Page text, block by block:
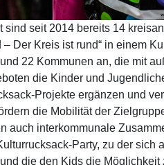
seit 2014 bereits 14
Der Kreis ist rund“ in einem
22 Kommunen an, die mit
die Kinder und
Projekte ergänzen und
die Mobilität der
auch interkommunale
Party, zu der sich
die den Kids die Möglichkeit